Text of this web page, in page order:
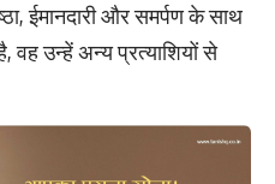
ईमानदारी और समर्पण के साथ
वह उन्हें अन्य प्रत्याशियों से